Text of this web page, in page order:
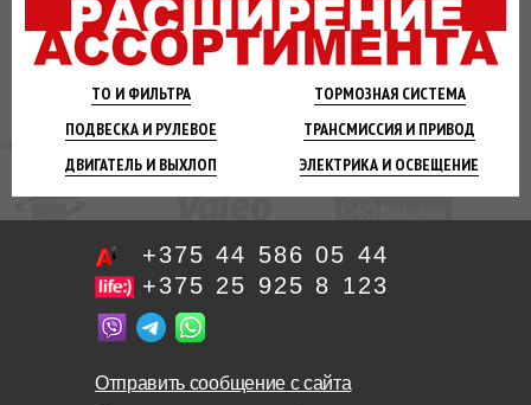
ТО И ФИЛЬТРА ТОРМОЗНАЯСИСТЕМА
ПОДВЕСКА И РУЛЕВОЕ ТРАНСМИССИЯ И ПРИВОД
ДВИГАТЕЛЬ И ВЫХЛОП ЭЛЕКТРИКА И ОСВЕЩЕНИЕ
+375 44 586 05 44
+375 25 925 8 123
Отправить сообщение с сайта